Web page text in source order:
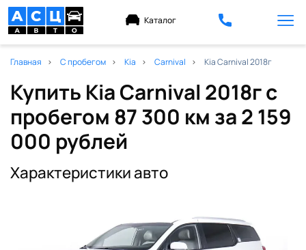
Каталог
Главная С пробегом Kia Carnival Kia Carnival 2018г
Купить Kia Carnival 2018г с
пробегом 87 300 км за 2 159
000 рублей
Характеристики авто